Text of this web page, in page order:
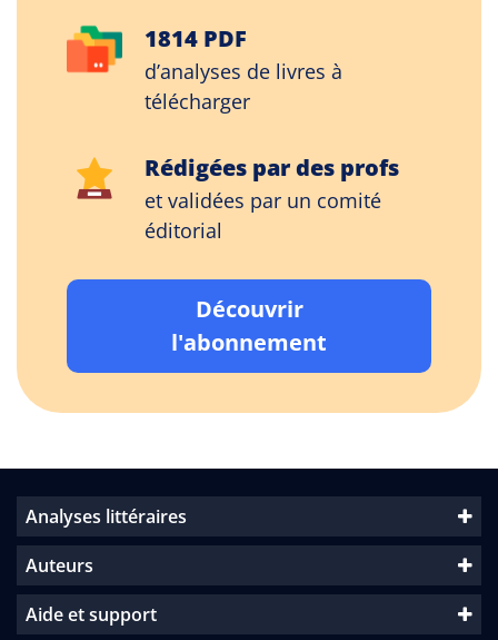
1814 PDF
d’analyses de livres à
télécharger
Rédigées par des profs
et validées par un comité
éditorial
Découvrir
l'abonnement
Analyses littéraires
Auteurs
Aide et support